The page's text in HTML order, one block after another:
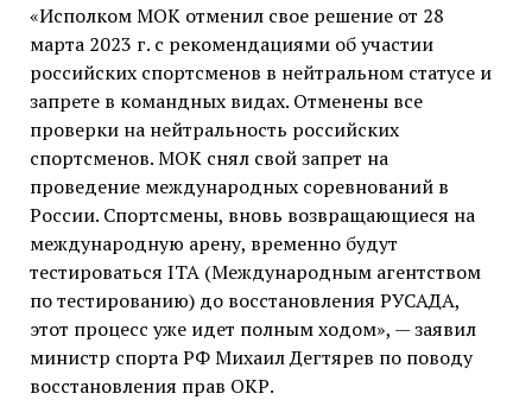
«Исполком МОК отменил свое решение от 28
марта 2023 г. с рекомендациями об участии
российских спортсменов в нейтральном статусе и
запрете в командных видах. Отменены все
проверки на нейтральность российских
спортсменов. МОК снял свой запрет на
проведение международных соревнований в
России. Спортсмены, вновь возвращающиеся на
международную арену, временно будут
тестироваться ITA (Международным агентством
по тестированию) до восстановления РУСАДА,
этот процесс уже идет полным ходом», — заявил
министр спорта РФ Михаил Дегтярев по поводу
восстановления прав ОКР.